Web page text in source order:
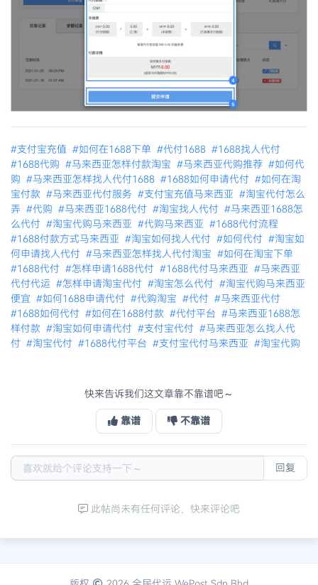
#支付宝充值 #如何在1688下单 #代付1688 #1688找人代付
#1688代购 #马来西亚怎样付款淘宝 #马来西亚代购推荐 #如何代
购 #马来西亚怎样找人代付1688 #1688如何申请代付 #如何在淘
宝付款 #马来西亚代付服务 #支付宝充值马来西亚 #淘宝代付怎么
弄 #代购 #马来西亚1688代付 #淘宝找人代付 #马来西亚1688怎
么代付 #淘宝代购马来西亚 #代购马来西亚 #1688代付流程
#1688付款方式马来西亚 #淘宝如何找人代付 #如何代付 #淘宝如
何申请找人代付 #马来西亚怎样找人代付淘宝 #如何在淘宝下单
#1688代付 #怎样申请1688代付 #1688代付马来西亚 #马来西亚
代付代运 #怎样申请淘宝代付 #淘宝怎么代付 #淘宝代购马来西亚
便宜 #如何1688申请代付 #代购淘宝 #代付 #马来西亚代付
#1688如何代付 #如何在1688付款 #代付平台 #马来西亚1688怎
样付款 #淘宝如何申请代付 #支付宝代付 #马来西亚怎么找人代
付 #淘宝代付 #1688代付平台 #支付宝代付马来西亚 #淘宝代购
快来告诉我们这文章靠不靠谱吧～
靠谱 不靠谱
回复
此帖尚未有任何评论，快来评论吧